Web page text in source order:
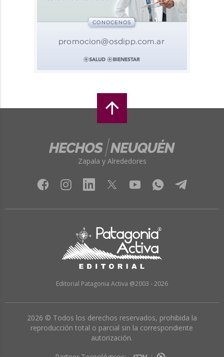
Zapala y Alrededores
Editorial Patagonia Activa @2003 - 2026
2026 © Todos los derechos reservados, prohibida la
reproducción total o parcial sin la correspondiente
autorización.